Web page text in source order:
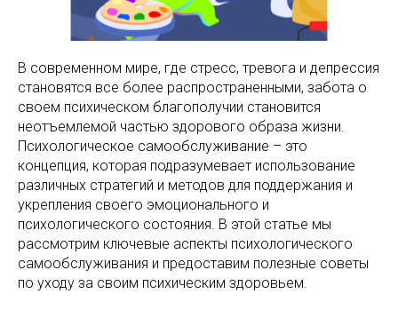
В современном мире, где стресс, тревога и депрессия
становятся все более распространенными, забота о
своем психическом благополучии становится
неотъемлемой частью здорового образа жизни.
Психологическое самообслуживание – это
концепция, которая подразумевает использование
различных стратегий и методов для поддержания и
укрепления своего эмоционального и
психологического состояния. В этой статье мы
рассмотрим ключевые аспекты психологического
самообслуживания и предоставим полезные советы
по уходу за своим психическим здоровьем.